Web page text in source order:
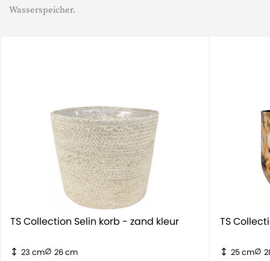
Wasserspeicher.
TS Collection Selin korb - zand kleur
23 cm 26 cm
TS
25 cm